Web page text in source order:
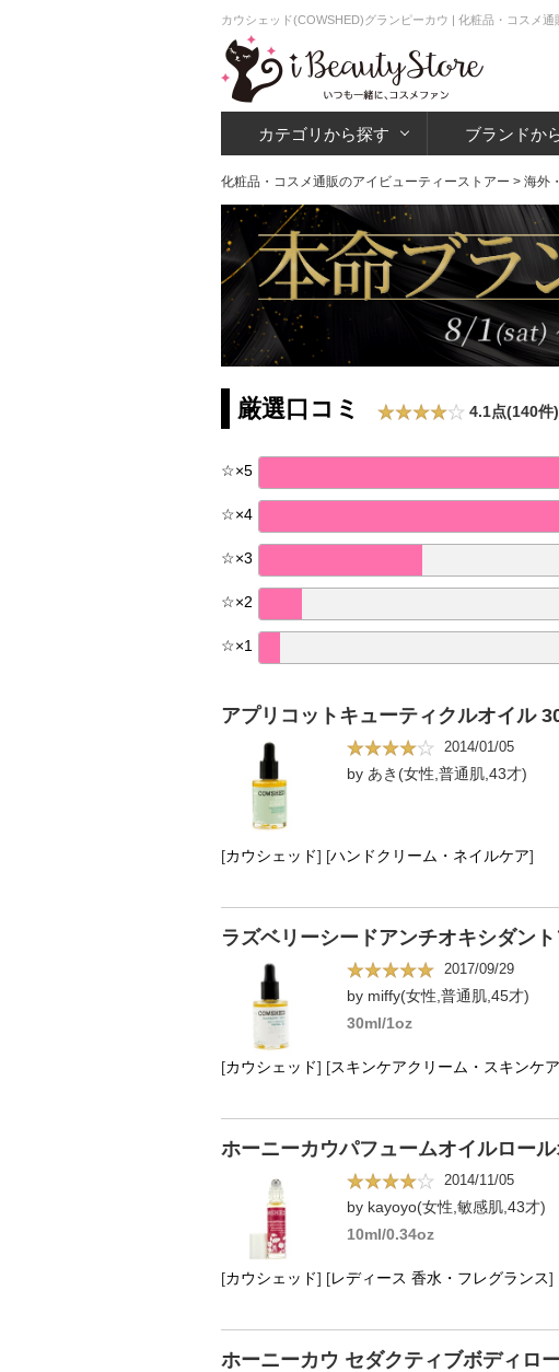
カウシェッド(COWSHED)グランピーカウ | 化粧品・コスメ
カテゴリから探す ブランドか
化粧品・コスメ通販のアイビューティーストアー > 海外
厳選口コミ 4.1点(140件)
☆×5
☆×4
☆×3
☆×2
☆×1
アプリコットキューティクルオイル
2014/01/05
by あき(女性,普通肌,43才)
[カウシェッド] [ハンドクリーム・ネイルケア]
ラズベリーシードアンチオキシダン
2017/09/29
by miffy(女性,普通肌,45才)
30ml/1oz
[カウシェッド] [スキンケアクリーム・スキンケ
ホーニーカウパフュームオイルロー
2014/11/05
by kayoyo(女性,敏感肌,43才)
10ml/0.34oz
[カウシェッド] [レディース 香水・フレグランス]
ホーニーカウ セダクティブボディロ